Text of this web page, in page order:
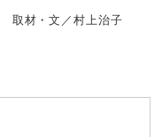
取材・文／村上治子